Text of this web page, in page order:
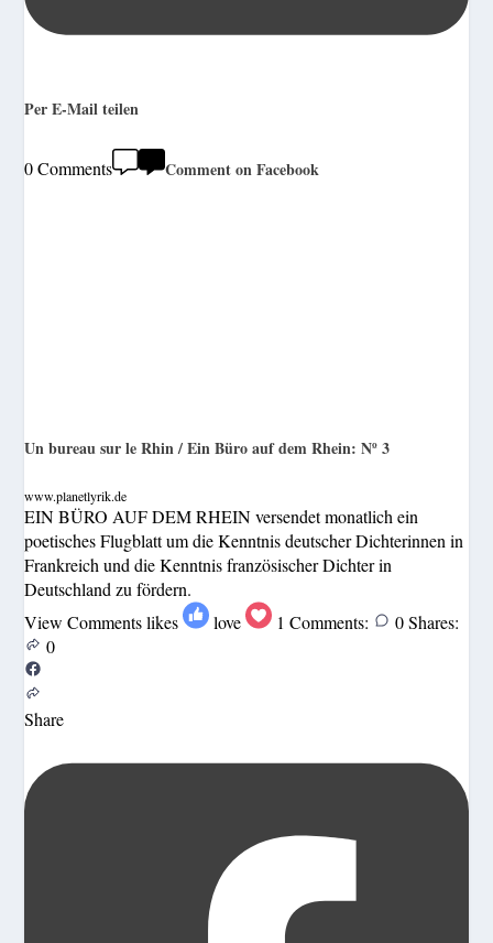
Per E-Mail teilen
0 Comments Comment on Facebook
Un bureau sur le Rhin / Ein Büro auf dem Rhein: Nº 3
www.planetlyrik.de
EIN BÜRO AUF DEM RHEIN versendet monatlich ein
poetisches Flugblatt um die Kenntnis deutscher Dichterinnen in
Frankreich und die Kenntnis französischer Dichter in
Deutschland zu fördern.
View Comments likes love 1 Comments: 0 Shares:
0
Share